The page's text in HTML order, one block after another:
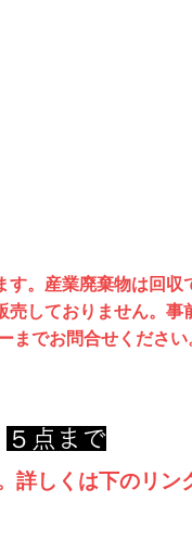
。産業廃棄物は回収
しておりません。事
でお問合せください
５点まで
しくは下のリン